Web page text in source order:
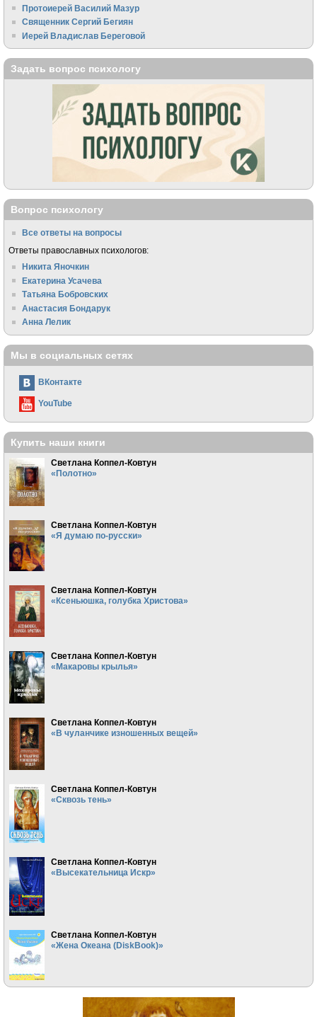
Протоиерей Василий Мазур
Священник Сергий Бегиян
Иерей Владислав Береговой
Задать вопрос психологу
Вопрос психологу
Все ответы на вопросы
Ответы православных психологов:
Никита Яночкин
Екатерина Усачева
Татьяна Бобровских
Анастасия Бондарук
Анна Лелик
Мы в социальных сетях
ВКонтакте
YouTube
Купить наши книги
Светлана Коппел-Ковтун
«Полотно»
Светлана Коппел-Ковтун
«Я думаю по-русски»
Светлана Коппел-Ковтун
«Ксеньюшка, голубка Христова»
Светлана Коппел-Ковтун
«Макаровы крылья»
Светлана Коппел-Ковтун
«В чуланчике изношенных вещей»
Светлана Коппел-Ковтун
«Сквозь тень»
Светлана Коппел-Ковтун
«Высекательница Искр»
Светлана Коппел-Ковтун
«Жена Океана (DiskBook)»